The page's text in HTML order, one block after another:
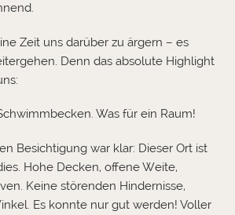
Zeit uns darüber zu ärgern – es
Denn das absolute Highlight
Was für ein Raum!
Besichtigung war klar: Dieser Ort ist
Hohe Decken, offene Weite,
Keine störenden Hindernisse,
Es konnte nur gut werden! Voller